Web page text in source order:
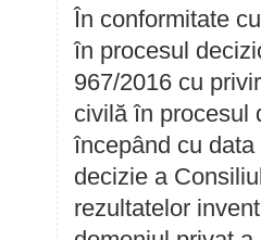
În conformitate
în procesul
967/2016 cu
civilă în procesul
începând cu
decizie a
rezultatelor